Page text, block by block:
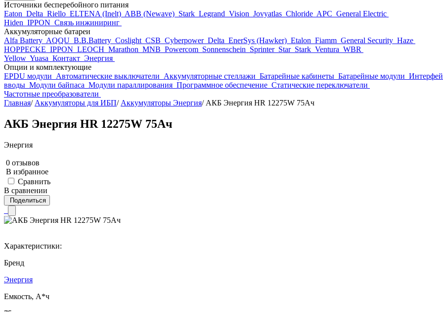
Источники бесперебойного питания
Eaton Delta Riello ELTENA (Inelt) ABB (Newave) Stark Legrand Vision Jovyatlas Chloride APC General Electric
Hiden IPPON Связь инжиниринг
Аккумуляторные батареи
Alfa Battery AQQU B.B.Battery Coslight CSB Cyberpower Delta EnerSys (Hawker) Etalon Fiamm General Security Haze
HOPPECKE IPPON LEOCH Marathon MNB Powercom Sonnenschein Sprinter Star Stark Ventura WBR
Yellow Yuasa Контакт Энергия
Опции и комплектующие
EPDU модули Автоматические выключатели Аккумуляторные стеллажи Батарейные кабинеты Батарейные модули
вводы Модули байпаса Модули параллирования Программное обеспечение Статические переключатели
Частотные преобразователи
Главная/ Аккумуляторы для ИБП/ Аккумуляторы Энергия/ АКБ Энергия HR 12275W 75Ач
АКБ Энергия HR 12275W 75Ач
Энергия
0 отзывов
В избранное
Сравнить
В сравнении
Поделиться
Характеристики:
Бренд
Энергия
Емкость, А*ч